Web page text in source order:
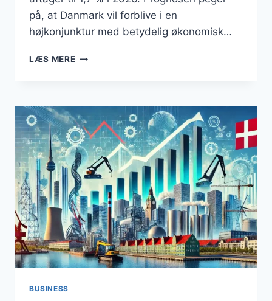
på, at Danmark vil forblive i en
højkonjunktur med betydelig økonomisk…
LÆS MERESTÆRK
TRODS
GLOBALE
USIKKERHEDER
BUSINESS